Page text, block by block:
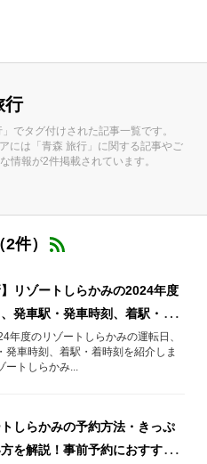
行
」でタグ付けされた記事一覧です。
には「青森 旅行」に関する記事やご
情報が2件掲載されています。
件）
】リゾートしらかみの2024年度
発車駅・発車時刻、着駅・着
紹介
年度のリゾートしらかみの運転日、
発車時刻、着駅・着時刻を紹介しま
ートしらかみ...
トしらかみの予約方法・きっぷ
を解説！事前予約におすすめ